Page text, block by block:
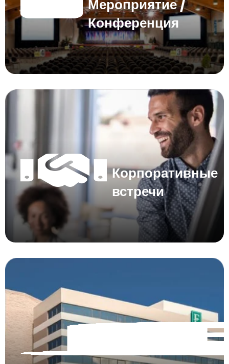
Мероприятие /
Конференция
Корпоративные
встречи